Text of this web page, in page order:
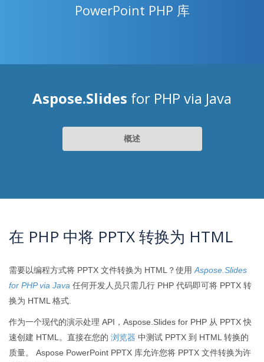
PowerPoint PHP 库
Aspose.Slides for PHP via Java
概述
在 PHP 中将 PPTX 转换为 HTML
需要以编程方式将 PPTX 文件转换为 HTML？使用 Aspose.Slides
for PHP via Java 任何开发人员只需几行 PHP 代码即可将 PPTX 转
换为 HTML 格式.
作为一个现代的演示处理 API，Aspose.Slides for PHP 从 PPTX 快
速创建 HTML。直接在您的 浏览器 中测试 PPTX 到 HTML 转换的
质量。 Aspose PowerPoint PPTX 库允许您将 PPTX 文件转换为许